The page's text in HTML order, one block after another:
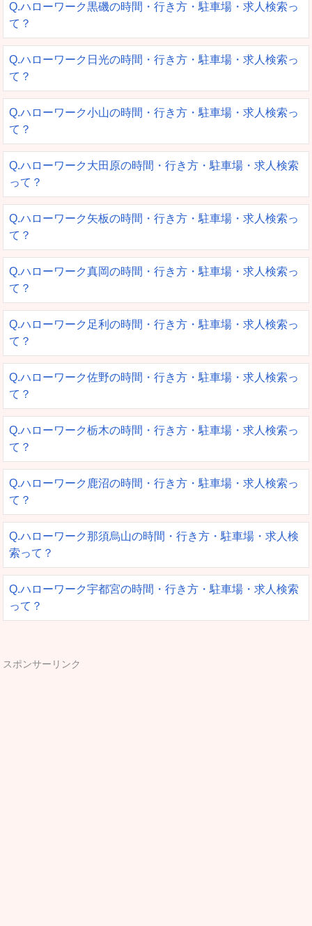
Q.ハローワーク黒磯の時間・行き方・駐車場・求人検索っ
て？
Q.ハローワーク日光の時間・行き方・駐車場・求人検索っ
て？
Q.ハローワーク小山の時間・行き方・駐車場・求人検索っ
て？
Q.ハローワーク大田原の時間・行き方・駐車場・求人検索
って？
Q.ハローワーク矢板の時間・行き方・駐車場・求人検索っ
て？
Q.ハローワーク真岡の時間・行き方・駐車場・求人検索っ
て？
Q.ハローワーク足利の時間・行き方・駐車場・求人検索っ
て？
Q.ハローワーク佐野の時間・行き方・駐車場・求人検索っ
て？
Q.ハローワーク栃木の時間・行き方・駐車場・求人検索っ
て？
Q.ハローワーク鹿沼の時間・行き方・駐車場・求人検索っ
て？
Q.ハローワーク那須烏山の時間・行き方・駐車場・求人検
索って？
Q.ハローワーク宇都宮の時間・行き方・駐車場・求人検索
って？
スポンサーリンク